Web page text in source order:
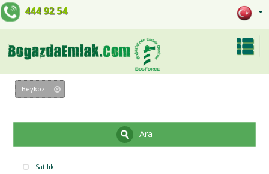
444 92 54
Beykoz
Ara
Satılık